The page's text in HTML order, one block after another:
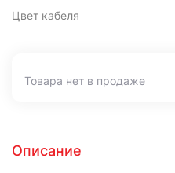
Цвет кабеля
Товара нет в продаже
Описание